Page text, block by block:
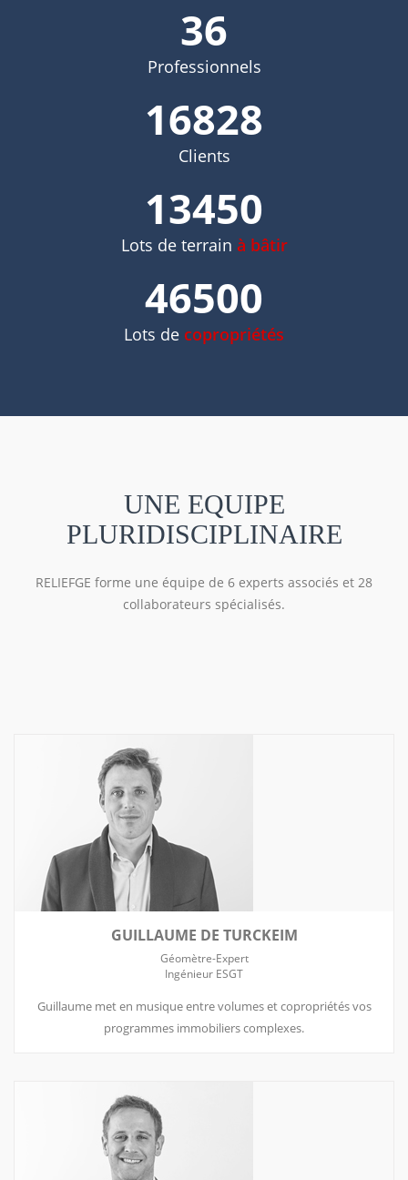
36
Professionnels
16828
Clients
13450
Lots de terrain à bâtir
46500
Lots de copropriétés
UNE EQUIPE
PLURIDISCIPLINAIRE
RELIEFGE forme une équipe de 6 experts associés et 28
collaborateurs spécialisés.
GUILLAUME DE TURCKEIM
Géomètre-Expert
Ingénieur ESGT
Guillaume met en musique entre volumes et copropriétés vos
programmes immobiliers complexes.